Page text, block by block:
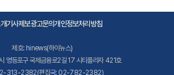
기사제보광고문의개인정보처리방침
제호: hinews(하이뉴스)
영등포구 국제금융로2길 17 시티플라자 421호
313-2382(편집국: 02-782-2382)